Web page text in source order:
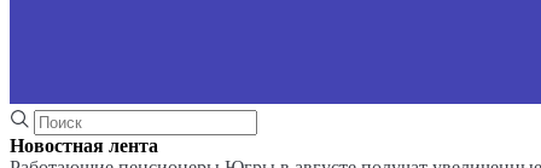
Новостная лента